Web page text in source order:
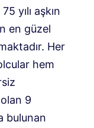
yılı aşkın
en güzel
Her
hem
9
bulunan